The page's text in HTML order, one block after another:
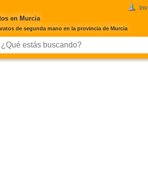
en Murcia
de segunda mano en la provincia de Murcia